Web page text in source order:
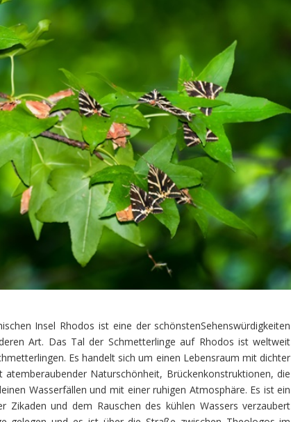
Insel Rhodos ist eine der schönstenSehenswürdigkeiten
Art. Das Tal der Schmetterlinge auf Rhodos ist weltweit
Es handelt sich um einen Lebensraum mit dichter
Naturschönheit, Brückenkonstruktionen, die
Wasserfällen und mit einer ruhigen Atmosphäre. Es ist ein
Zikaden und dem Rauschen des kühlen Wassers verzaubert